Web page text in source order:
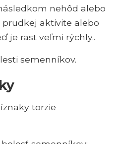
nehôd alebo
aktivite alebo
je rast veľmi rýchly..
semenníkov.
torzie